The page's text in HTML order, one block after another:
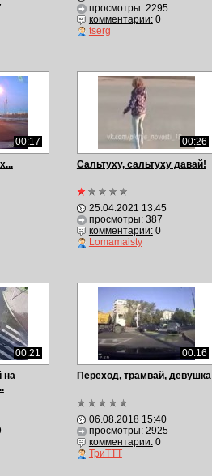
просмотры: 2295
комментарии:0
tserg
00:17
00:26
Сальтуху, сальтуху давай!
25.04.2021 13:45
просмотры: 387
комментарии:0
Lomamaisty
00:21
на
00:16
Переход, трамвай, девушка
06.08.2018 15:40
просмотры: 2925
комментарии:0
ТриТТТ